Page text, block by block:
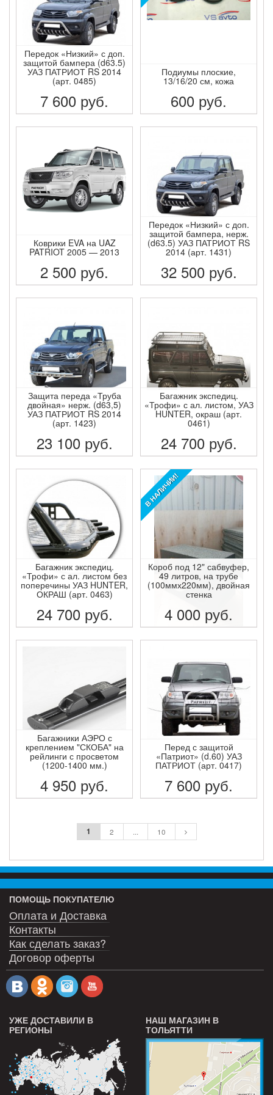
Передок «Низкий» с доп.
защитой бампера (d63.5)
УАЗ ПАТРИОТ RS 2014
(арт. 0485)
7 600 руб.
ПОДРОБНЕЕ
Подиумы плоские,
13/16/20 см, кожа
600 руб.
ПОДРОБНЕЕ
Коврики EVA на UAZ
PATRIOT 2005 — 2013
2 500 руб.
ПОДРОБНЕЕ
Передок «Низкий» с доп.
защитой бампера, нерж.
(d63.5) УАЗ ПАТРИОТ RS
2014 (арт. 1431)
32 500 руб.
ПОДРОБНЕЕ
Защита переда «Труба
двойная» нерж. (d63,5)
УАЗ ПАТРИОТ RS 2014
(арт. 1423)
23 100 руб.
ПОДРОБНЕЕ
Багажник экспедиц.
«Трофи» с ал. листом, УАЗ
HUNTER, окраш (арт.
0461)
24 700 руб.
ПОДРОБНЕЕ
Багажник экспедиц.
«Трофи» с ал. листом без
поперечины УАЗ HUNTER,
ОКРАШ (арт. 0463)
24 700 руб.
ПОДРОБНЕЕ
В НАЛИЧИИ!
Короб под 12" сабвуфер,
49 литров, на трубе
(100ммх220мм), двойная
стенка
4 000 руб.
ПОДРОБНЕЕ
Багажники АЭРО с
креплением "СКОБА" на
рейлинги с просветом
(1200-1400 мм.)
4 950 руб.
Перед с защитой
«Патриот» (d.60) УАЗ
ПАТРИОТ (арт. 0417)
7 600 руб.
1 2 ... 10
ПОМОЩЬ ПОКУПАТЕЛЮ
Оплата и Доставка
Контакты
Как сделать заказ?
Договор оферты
УЖЕ ДОСТАВИЛИ В
РЕГИОНЫ
НАШ МАГАЗИН В
ТОЛЬЯТТИ